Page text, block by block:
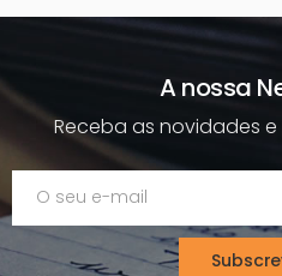
A nossa
Receba as novidades